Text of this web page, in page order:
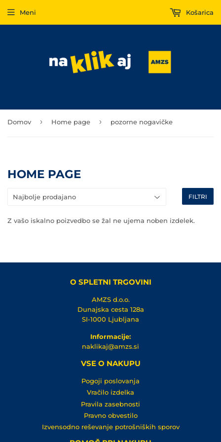
Meni Košarica
Domov › Home page › pozorne nogavičke
HOME PAGE
FILTRI
Z vašo iskalno poizvedbo se žal ne ujema noben izdelek.
O SPLETNI TRGOVINI
AMZS d.o.o.
Dunajska cesta 128a
SI-1000 Ljubljana
Informacije:
naklikaj@amzs.si
VSE O NAKUPU
Pogoji poslovanja
Vračilo izdelka
Pravila zasebnosti
Pravno obvestilo
Izvensodno reševanje potrošniških sporov